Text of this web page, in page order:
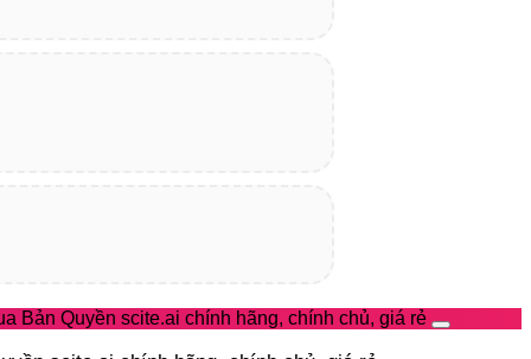
Bản Quyền scite.ai chính hãng, chính chủ, giá rẻ